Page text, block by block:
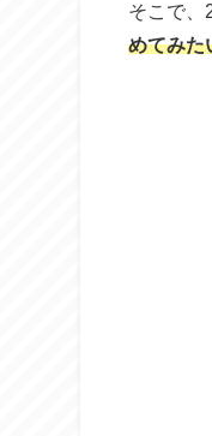
そこで、
めてみた